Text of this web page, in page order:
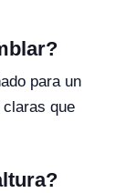
para un
que